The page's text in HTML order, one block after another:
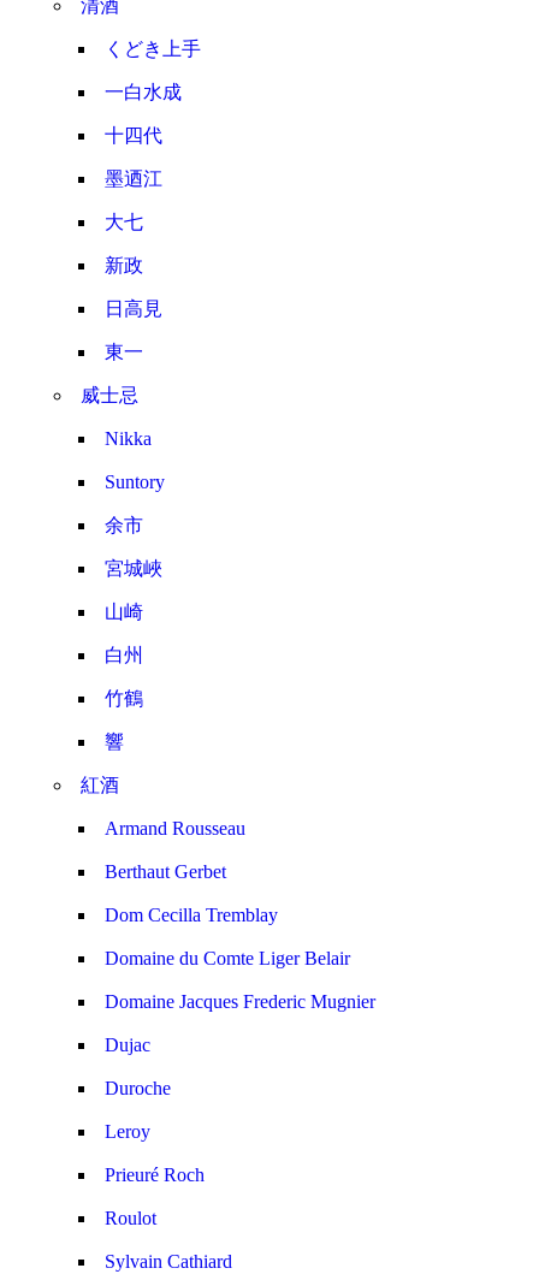
清酒
くどき上手
一白水成
十四代
墨迺江
大七
新政
日高見
東一
威士忌
Nikka
Suntory
余市
宮城峽
山崎
白州
竹鶴
響
紅酒
Armand Rousseau
Berthaut Gerbet
Dom Cecilla Tremblay
Domaine du Comte Liger Belair
Domaine Jacques Frederic Mugnier
Dujac
Duroche
Leroy
Prieuré Roch
Roulot
Sylvain Cathiard